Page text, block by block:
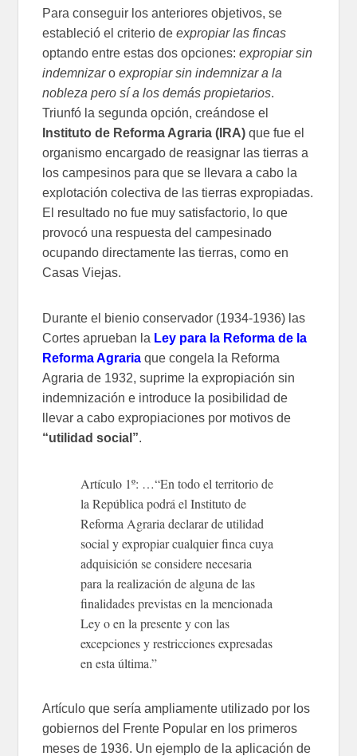
Para conseguir los anteriores objetivos, se
estableció el criterio deexpropiar las fincas
optando entre estas dos opciones: expropiar sin
indemnizaro expropiar sin indemnizar a la
nobleza pero sí a los demás propietarios.
Triunfó la segunda opción, creándose el
Instituto de Reforma Agraria (IRA) que fue el
organismo encargado de reasignar las tierras a
los campesinos para que se llevara a cabo la
explotación colectiva de las tierras expropiadas.
El resultado no fue muy satisfactorio, lo que
provocó una respuesta del campesinado
ocupando directamente las tierras, como en
Casas Viejas.
Durante el bienio conservador (1934-1936) las
Cortes aprueban la Ley para la Reforma de la
Reforma Agraria que congela la Reforma
Agraria de 1932, suprime la expropiación sin
indemnización e introduce la posibilidad de
llevar a cabo expropiaciones por motivos de
“utilidad social”.
Artículo 1º: …“En todo el territorio de
la República podrá el Instituto de
Reforma Agraria declarar de utilidad
social y expropiar cualquier finca cuya
adquisición se considere necesaria
para la realización de alguna de las
finalidades previstas en la mencionada
Ley o en la presente y con las
excepciones y restricciones expresadas
en esta última.”
Artículo que sería ampliamente utilizado por los
gobiernos del Frente Popular en los primeros
meses de 1936. Un ejemplo de la aplicación de